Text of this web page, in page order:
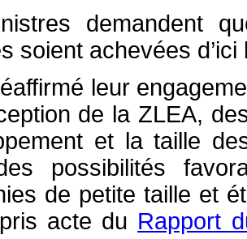
demandent
soient achevées
leur
de la ZLEA,
et la taille
possibilités
de petite taille et
acte du Rapport